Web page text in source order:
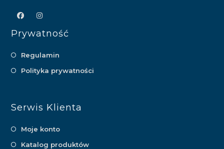
Prywatność
Regulamin
Polityka prywatności
Serwis Klienta
Moje konto
Katalog produktów